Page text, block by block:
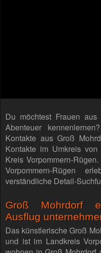
Du möchtest Frauen
Abenteuer
Kontakte aus Groß
Kontakte im Umkreis
Kreis Vorpommern-
Vorpommern-Rügen
verständliche Detail-
Groß Mohrdorf
Ausflug
Das künstlerische Groß
und ist im Landkreis